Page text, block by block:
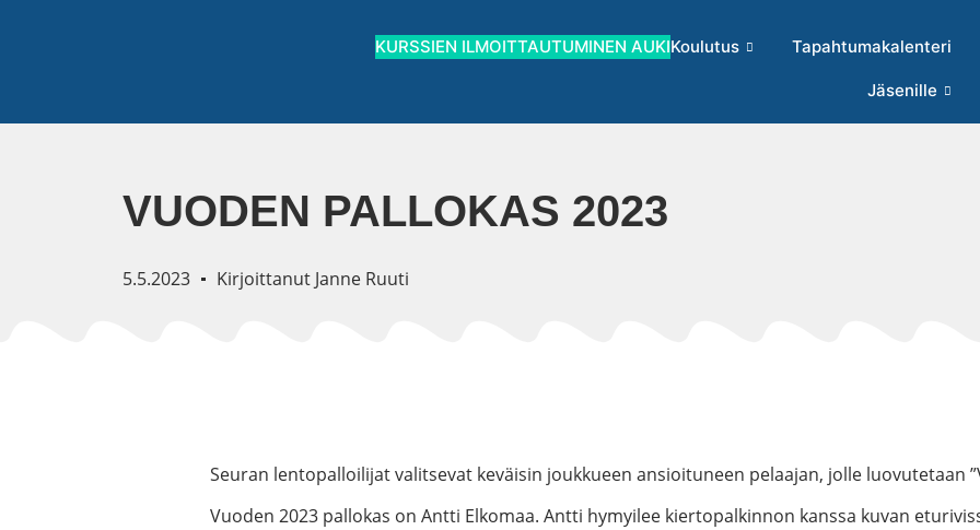
KURSSIEN ILMOITTAUTUMINEN AUKIKoulutus Tapahtumakalenteri
Jäsenille
VUODEN PALLOKAS 2023
5.5.2023 Kirjoittanut Janne Ruuti
Seuran lentopalloilijat valitsevat keväisin joukkueen ansioituneen pelaajan, jolle luovutetaan
Vuoden 2023 pallokas on Antti Elkomaa. Antti hymyilee kiertopalkinnon kanssa kuvan